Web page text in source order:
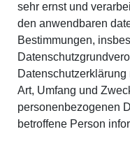
sehr ernst und
den anwendbaren
Bestimmungen,
Art, Umfang und
personenbezogenen
betroffene Person